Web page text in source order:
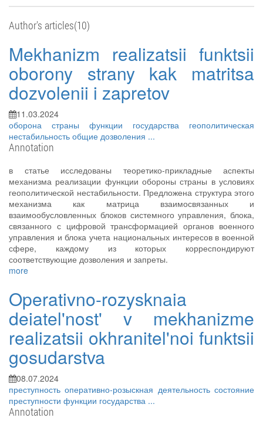
Author's articles(10)
Mekhanizm realizatsii funktsii
oborony strany kak matritsa
dozvolenii i zapretov
11.03.2024
оборона страны функции государства геополитическая
нестабильность общие дозволения ...
Annotation
в статье исследованы теоретико-прикладные аспекты
механизма реализации функции обороны страны в условиях
геополитической нестабильности. Предложена структура этого
механизма как матрица взаимосвязанных и
взаимообусловленных блоков системного управления, блока,
связанного с цифровой трансформацией органов военного
управления и блока учета национальных интересов в военной
сфере, каждому из которых корреспондируют
соответствующие дозволения и запреты.
more
Operativno-rozysknaia
deiatel'nost' v mekhanizme
realizatsii okhranitel'noi funktsii
gosudarstva
08.07.2024
преступностьоперативно-розыскная деятельностьсостояние
преступности функции государства ...
Annotation